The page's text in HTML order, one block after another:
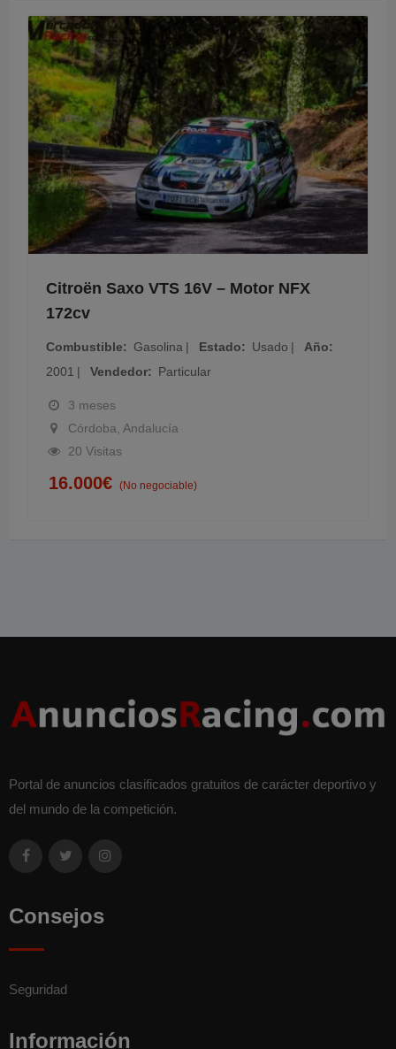
Citroën Saxo VTS 16V – Motor NFX
172cv
Combustible Gasolina Estado Usado
Año
2001
Vendedor Particular
3 meses
Córdoba, Andalucía
20 Visitas
16.000€ (No negociable)
Portal de anuncios clasificados gratuitos de carácter deportivo y
del mundo de la competición.
Consejos
Seguridad
Información